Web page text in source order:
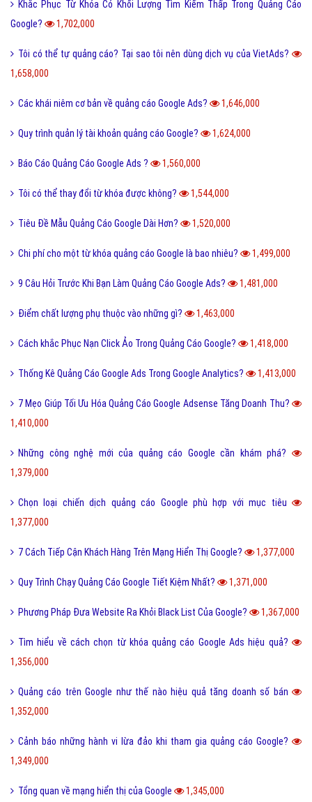
Khắc Phục Từ Khóa Có Khối Lượng Tìm Kiếm Thấp Trong Quảng Cáo
Google?
1,702,000
Tôi có thể tự quảng cáo? Tại sao tôi nên dùng dịch vụ của VietAds?
1,658,000
Các khái niêm cơ bản về quảng cáo Google Ads? 1,646,000
Quy trình quản lý tài khoản quảng cáo Google? 1,624,000
Báo Cáo Quảng Cáo Google Ads ? 1,560,000
Tôi có thể thay đổi từ khóa được không? 1,544,000
Tiêu Đề Mẫu Quảng Cáo Google Dài Hơn? 1,520,000
Chi phí cho một từ khóa quảng cáo Google là bao nhiêu? 1,499,000
9 Câu Hỏi Trước Khi Bạn Làm Quảng Cáo Google Ads? 1,481,000
Điểm chất lượng phụ thuộc vào những gì? 1,463,000
Cách khắc Phục Nạn Click Ảo Trong Quảng Cáo Google? 1,418,000
Thống Kê Quảng Cáo Google Ads Trong Google Analytics? 1,413,000
7 Mẹo Giúp Tối Ưu Hóa Quảng Cáo Google Adsense Tăng Doanh Thu?
1,410,000
Những công nghệ mới của quảng cáo Google cần khám phá?
1,379,000
Chọn loại chiến dịch quảng cáo Google phù hợp với mục tiêu
1,377,000
7 Cách Tiếp Cận Khách Hàng Trên Mạng Hiển Thị Google? 1,377,000
Quy Trình Chạy Quảng Cáo Google Tiết Kiệm Nhất? 1,371,000
Phương Pháp Đưa Website Ra Khỏi Black List Của Google? 1,367,000
Tìm hiểu về cách chọn từ khóa quảng cáo Google Ads hiệu quả?
1,356,000
Quảng cáo trên Google như thế nào hiệu quả tăng doanh số bán
1,352,000
Cảnh báo những hành vi lừa đảo khi tham gia quảng cáo Google?
1,349,000
Tổng quan về mạng hiển thị của Google 1,345,000